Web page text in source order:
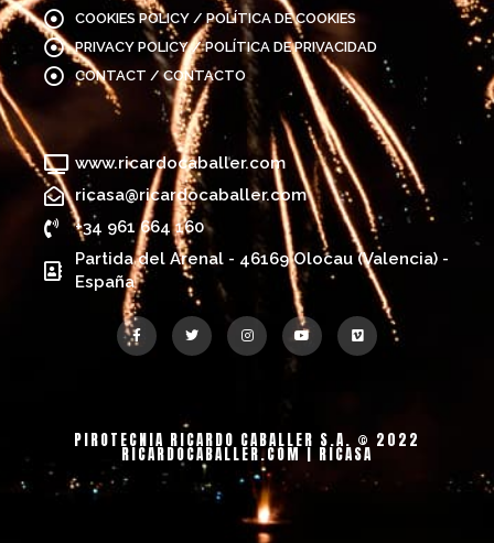
COOKIES POLICY / POLÍTICA DE COOKIES
PRIVACY POLICY / POLÍTICA DE PRIVACIDAD
CONTACT / CONTACTO
www.ricardocaballer.com
ricasa@ricardocaballer.com
+34 961 664 160
Partida del Arenal - 46169 Olocau (Valencia) -
España
PIROTECNIA RICARDO CABALLER S.A. © 2022
RICARDOCABALLER.COM | RICASA